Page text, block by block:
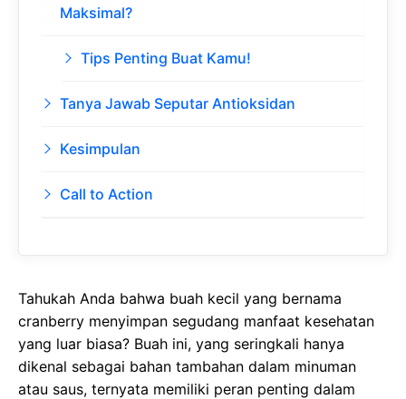
Maksimal?
Tips Penting Buat Kamu!
Tanya Jawab Seputar Antioksidan
Kesimpulan
Call to Action
Tahukah Anda bahwa buah kecil yang bernama
cranberry menyimpan segudang manfaat kesehatan
yang luar biasa? Buah ini, yang seringkali hanya
dikenal sebagai bahan tambahan dalam minuman
atau saus, ternyata memiliki peran penting dalam